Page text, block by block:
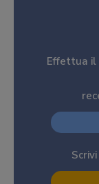
Effettua il